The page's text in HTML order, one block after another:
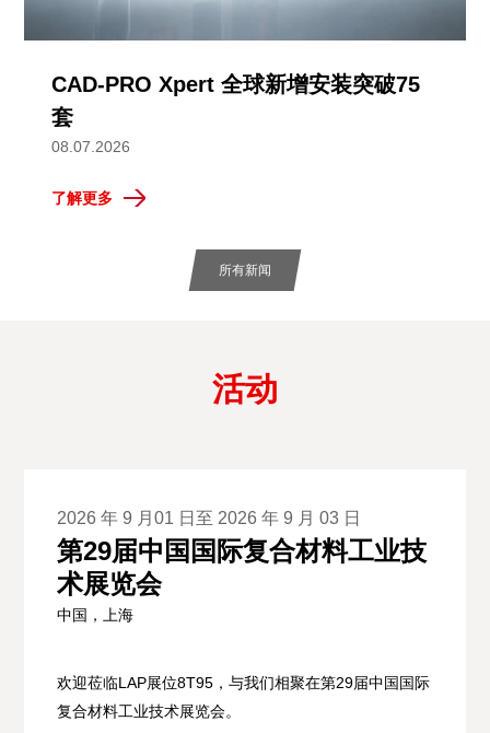
CAD-PRO Xpert 全球新增安装突破75
套
08.07.2026
了解更多
所有新闻
活动
2026 年 9 月01 日至 2026 年 9 月 03 日
第29届中国国际复合材料工业技
术展览会
中国，上海
欢迎莅临LAP展位8T95，与我们相聚在第29届中国国际
复合材料工业技术展览会。